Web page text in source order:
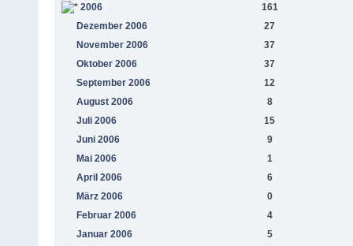
2006
161
Dezember 2006
27
November 2006
37
Oktober 2006
37
September 2006
12
August 2006
8
Juli 2006
15
Juni 2006
9
Mai 2006
1
April 2006
6
März 2006
0
Februar 2006
4
Januar 2006
5